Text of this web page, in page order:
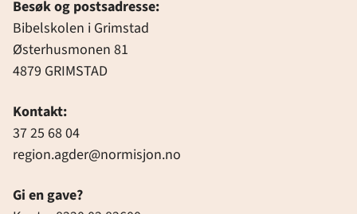
Besøk og postsadresse:
Bibelskolen i Grimstad
Østerhusmonen 81
4879 GRIMSTAD
Kontakt:
37 25 68 04
region.agder@normisjon.no
Gi en gave?